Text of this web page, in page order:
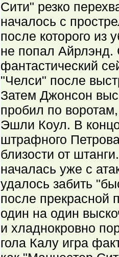
Сити" резко
началось с
после которого из
не попал Айрлэнд.
фантастический
"Челси" после
Затем Джонсон
пробил по
Эшли Коул. В
штрафного
близости от
началась уже с
удалось забить
после прекрасной
один на один
и хладнокровно
гола Калу игра